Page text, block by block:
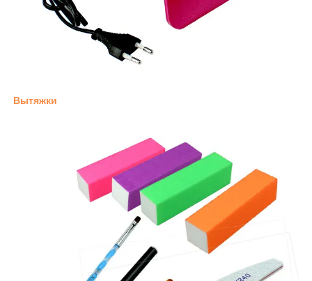
Вытяжки